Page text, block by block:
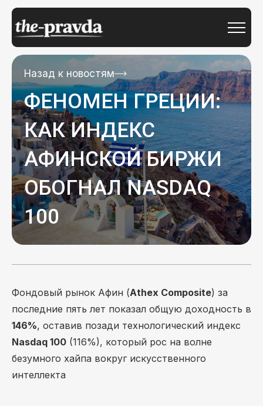
Назад к новостям
ФЕНОМЕН ГРЕЦИИ:
КАК ИНДЕКС
АФИНСКОЙ БИРЖИ
ОБОГНАЛ NASDAQ
100
Фондовый рынок Афин (Athex Composite) за
последние пять лет показал общую доходность в
146%, оставив позади технологический индекс
Nasdaq 100 (116%), который рос на волне
безумного хайпа вокруг искусственного
интеллекта